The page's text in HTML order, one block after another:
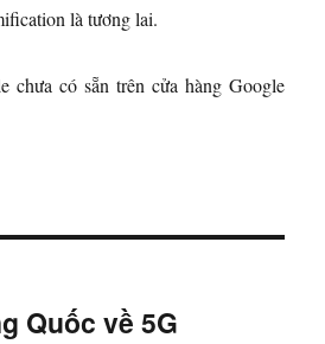
là tương lai.
chưa có sẵn trên cửa hàng Google
Quốc về 5G